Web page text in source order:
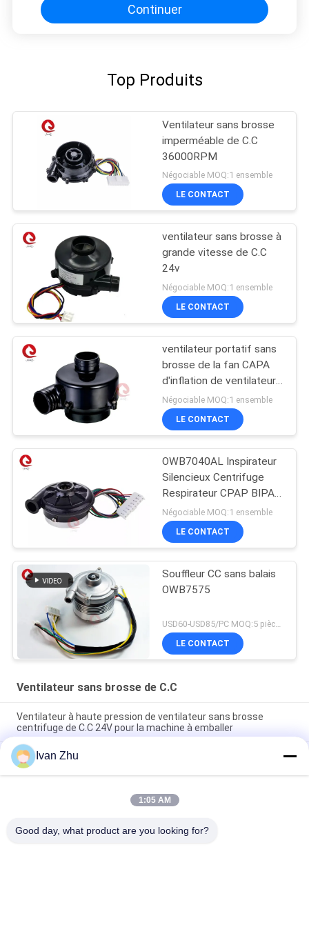
Continuer
Top Produits
Ventilateur sans brosse
imperméable de C.C
36000RPM
Négociable MOQ:1 ensemble
LE CONTACT
ventilateur sans brosse à
grande vitesse de C.C
24v
Négociable MOQ:1 ensemble
LE CONTACT
ventilateur portatif sans
brosse de la fan CAPA
d'inflation de ventilateur
du moteur 24V de C.C
25000rpm
Négociable MOQ:1 ensemble
LE CONTACT
OWB7040AL Inspirateur
Silencieux Centrifuge
Respirateur CPAP BIPAP
Souffleur 12V 24VDC
Négociable MOQ:1 ensemble
LE CONTACT
Souffleur CC sans balais
OWB7575
USD60-USD85/PC MOQ:5 pièces (échantillon disponible)
LE CONTACT
Ventilateur sans brosse de C.C
Ventilateur à haute pression de ventilateur sans brosse
centrifuge de C.C 24V pour la machine à emballer
Ventilateur de circulation d'air de serre chaude de fans de
moteur de 24VDC 10.5Kpa 33M3/H BLDC
Ventilateur centrifuge de mini de la climatisation 24V de Cfm
de C.C de ventilateur de voiture pompe en aluminium sans
Ivan Zhu
1:05 AM
Good day, what product are you looking for?